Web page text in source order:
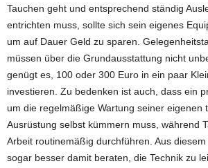
Tauchen geht und entsprechend ständig
entrichten muss, sollte sich sein eigenes
um auf Dauer Geld zu sparen.
müssen über die Grundausstattung nicht
genügt es, 100 oder 300 Euro in ein paar
investieren. Zu bedenken ist auch, dass ein
um die regelmäßige Wartung seiner eigenen
Ausrüstung selbst kümmern muss, während
Arbeit routinemäßig durchführen. Aus
sogar besser damit beraten, die Technik zu